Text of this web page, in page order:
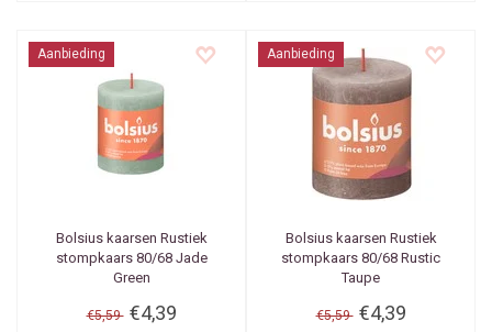
Aanbieding
Bolsius kaarsen Rustiek
stompkaars 80/68 Jade
Green
€5,59 €4,39
Aanbieding
Bolsius kaarsen Rustiek
stompkaars 80/68 Rustic
Taupe
€5,59 €4,39